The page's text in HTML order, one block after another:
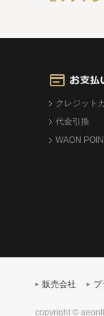
クレジット
代金引換
WAON
販売会社 プ
copyright ©